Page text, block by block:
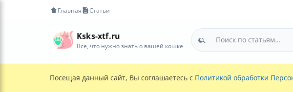
Главная Статьи
Ksks-xtf.ru
Все, что нужно знать о вашей кошке
Посещая данный сайт, Вы соглашаетесь с Политикой обработки